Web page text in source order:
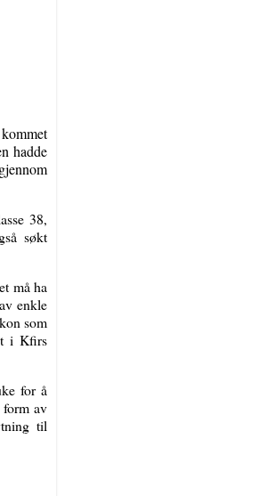
hadde
38,
søkt
må ha
enkle
som
i Kfirs
for å
form av
til